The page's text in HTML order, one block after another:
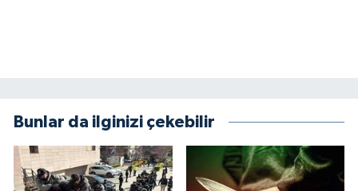
Bunlar da ilginizi çekebilir
HEDEF2020